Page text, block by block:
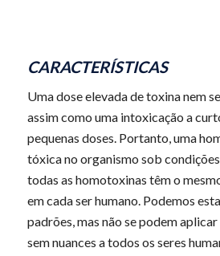
CARACTERÍSTICAS
Uma dose elevada de toxina nem
assim como uma intoxicação a
pequenas doses. Portanto, uma
tóxica no organismo sob
todas as homotoxinas têm o
em cada ser humano. Podemos
padrões, mas não se podem
sem nuances a todos os seres